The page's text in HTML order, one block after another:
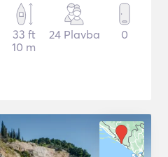
33 ft
10 m
24 Plavba 0